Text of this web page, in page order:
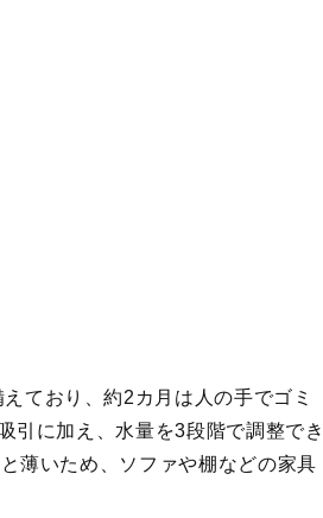
ており、約2カ月は人の手でゴミ
引に加え、水量を3段階で調整でき
薄いため、ソファや棚などの家具